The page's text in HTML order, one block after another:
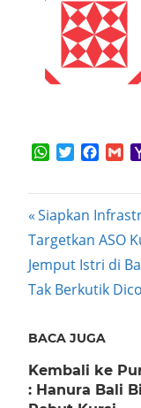
WhatsApp
Twitter
Post
Previous
Post:
Siapkan
Targetkan ASO
Next
Post:
Jemput Istri di
Tak Berkutik
BACA JUGA
Kembali ke
: Hanura Bali